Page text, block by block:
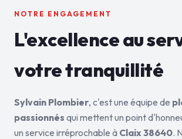
NOTRE ENGAGEMENT
L'excellence au
votre tranquillité
Sylvain Plombier, c'est une équipe de
passionnés qui mettent un point
un service irréprochable à Claix 38640.